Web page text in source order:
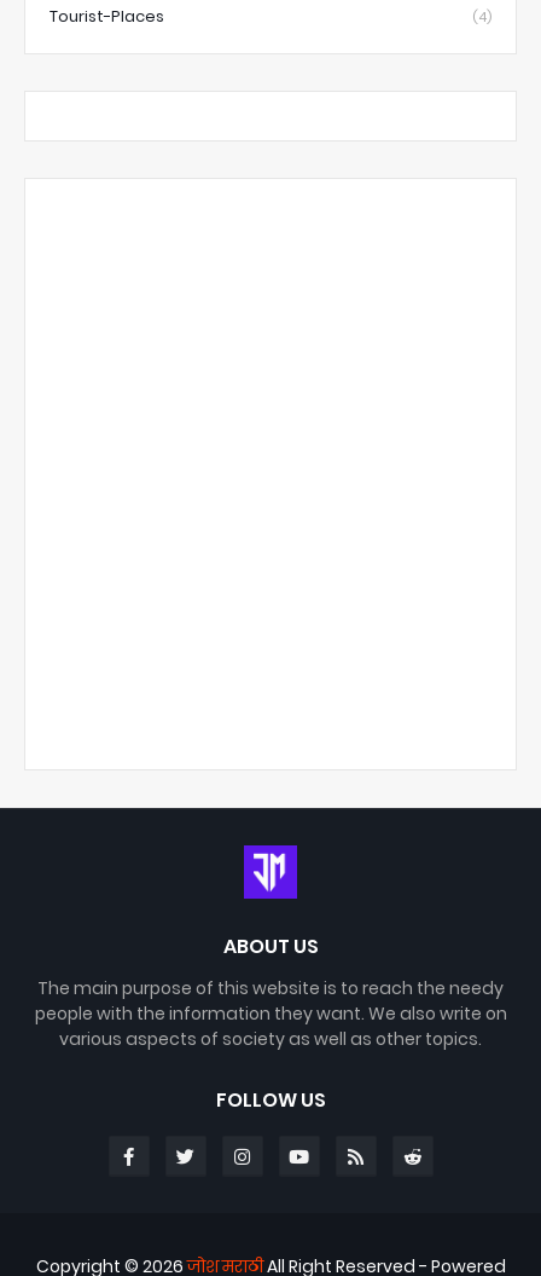
Tourist-Places (4)
ABOUT US
The main purpose of this website is to reach the needy
people with the information they want. We also write on
various aspects of society as well as other topics.
FOLLOW US
Copyright © 2026जोश मराठीAll Right Reserved - Powered